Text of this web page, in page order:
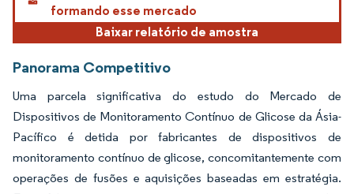
formando esse mercado
Baixar relatório de amostra
Panorama Competitivo
Uma parcela significativa do estudo do Mercado de
Dispositivos de Monitoramento Contínuo de Glicose da Ásia-
Pacífico é detida por fabricantes de dispositivos de
monitoramento contínuo de glicose, concomitantemente com
operações de fusões e aquisições baseadas em estratégia.